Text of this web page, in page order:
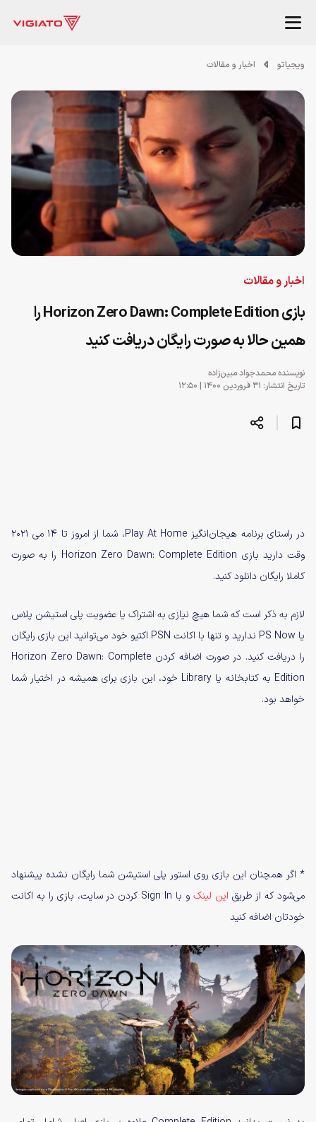
ویجیاتو اخبار و مقالات
اخبار و مقالات
بازی Horizon Zero Dawn: Complete Edition را
همین حالا به صورت رایگان دریافت کنید
نویسندهمحمدجواد مبین‌زاده
تاریخ انتشار: ۳۱ فروردین ۱۴۰۰ | ۱۲:۵۰
در راستای برنامه هیجان‌انگیز Play At Home، شما از امروز تا ۱۴ می ۲۰۲۱
وقت دارید بازی Horizon Zero Dawn: Complete Edition را به صورت
کاملا رایگان دانلود کنید.
لازم به ذکر است که شما هیچ نیازی به اشتراک یا عضویت پلی استیشن پلاس
یا PS Now ندارید و تنها با اکانت PSN اکتیو خود می‌توانید این بازی رایگان
را دریافت کنید. در صورت اضافه کردن Horizon Zero Dawn: Complete
Edition به کتابخانه یا Library خود، این بازی برای همیشه در اختیار شما
خواهد بود.
* اگر همچنان این بازی روی استور پلی استیشن شما رایگان نشده پیشنهاد
می‌شود که از طریق این لینک
و با Sign In کردن در سایت، بازی را به اکانت
خودتان اضافه کنید